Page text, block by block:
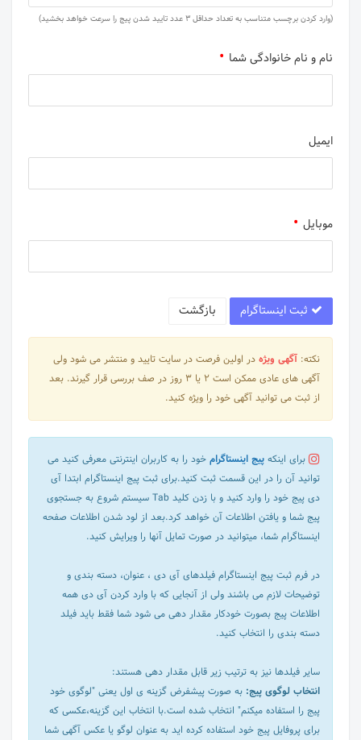
(وارد کردن برچسب متناسب به تعداد حداقل 3 عدد تایید شدن پیج را سرعت خواهد بخشید)
نام و نام خانوادگی شما
ایمیل
موبایل
بازگشت
نکته: آگهی ویژه در اولین فرصت در سایت تایید و منتشر می شود ولی
آگهی های عادی ممکن است 2 یا 3 روز در صف بررسی قرار گیرند. بعد
از ثبت می توانید آگهی خود را ویژه کنید.
برای اینکه پیج اینستاگرام خود را به کاربران اینترنتی معرفی کنید می
توانید آن را در این قسمت ثبت کنید.برای ثبت پیج اینستاگرام ابتدا آی
دی پیج خود را وارد کنید و با زدن کلید Tab سیستم شروع به جستجوی
پیج شما و یافتن اطلاعات آن خواهد کرد.بعد از لود شدن اطلاعات صفحه
اینستاگرام شما، میتوانید در صورت تمایل آنها را ویرایش کنید.
در فرم ثبت پیج اینستاگرام فیلدهای آی دی ، عنوان، دسته بندی و
توضیحات لازم می باشند ولی از آنجایی که با وارد کردن آی دی همه
اطلاعات پیج بصورت خودکار مقدار دهی می شود شما فقط باید فیلد
دسته بندی را انتخاب کنید.
سایر فیلدها نیز به ترتیب زیر قابل مقدار دهی هستند:
انتخاب لوگوی پیج: به صورت پیشفرض گزینه ی اول یعنی "لوگوی خود
پیج را استفاده میکنم" انتخاب شده است.با انتخاب این گزینه،عکسی که
برای پروفایل پیج خود استفاده کرده اید به عنوان لوگو یا عکس آگهی شما